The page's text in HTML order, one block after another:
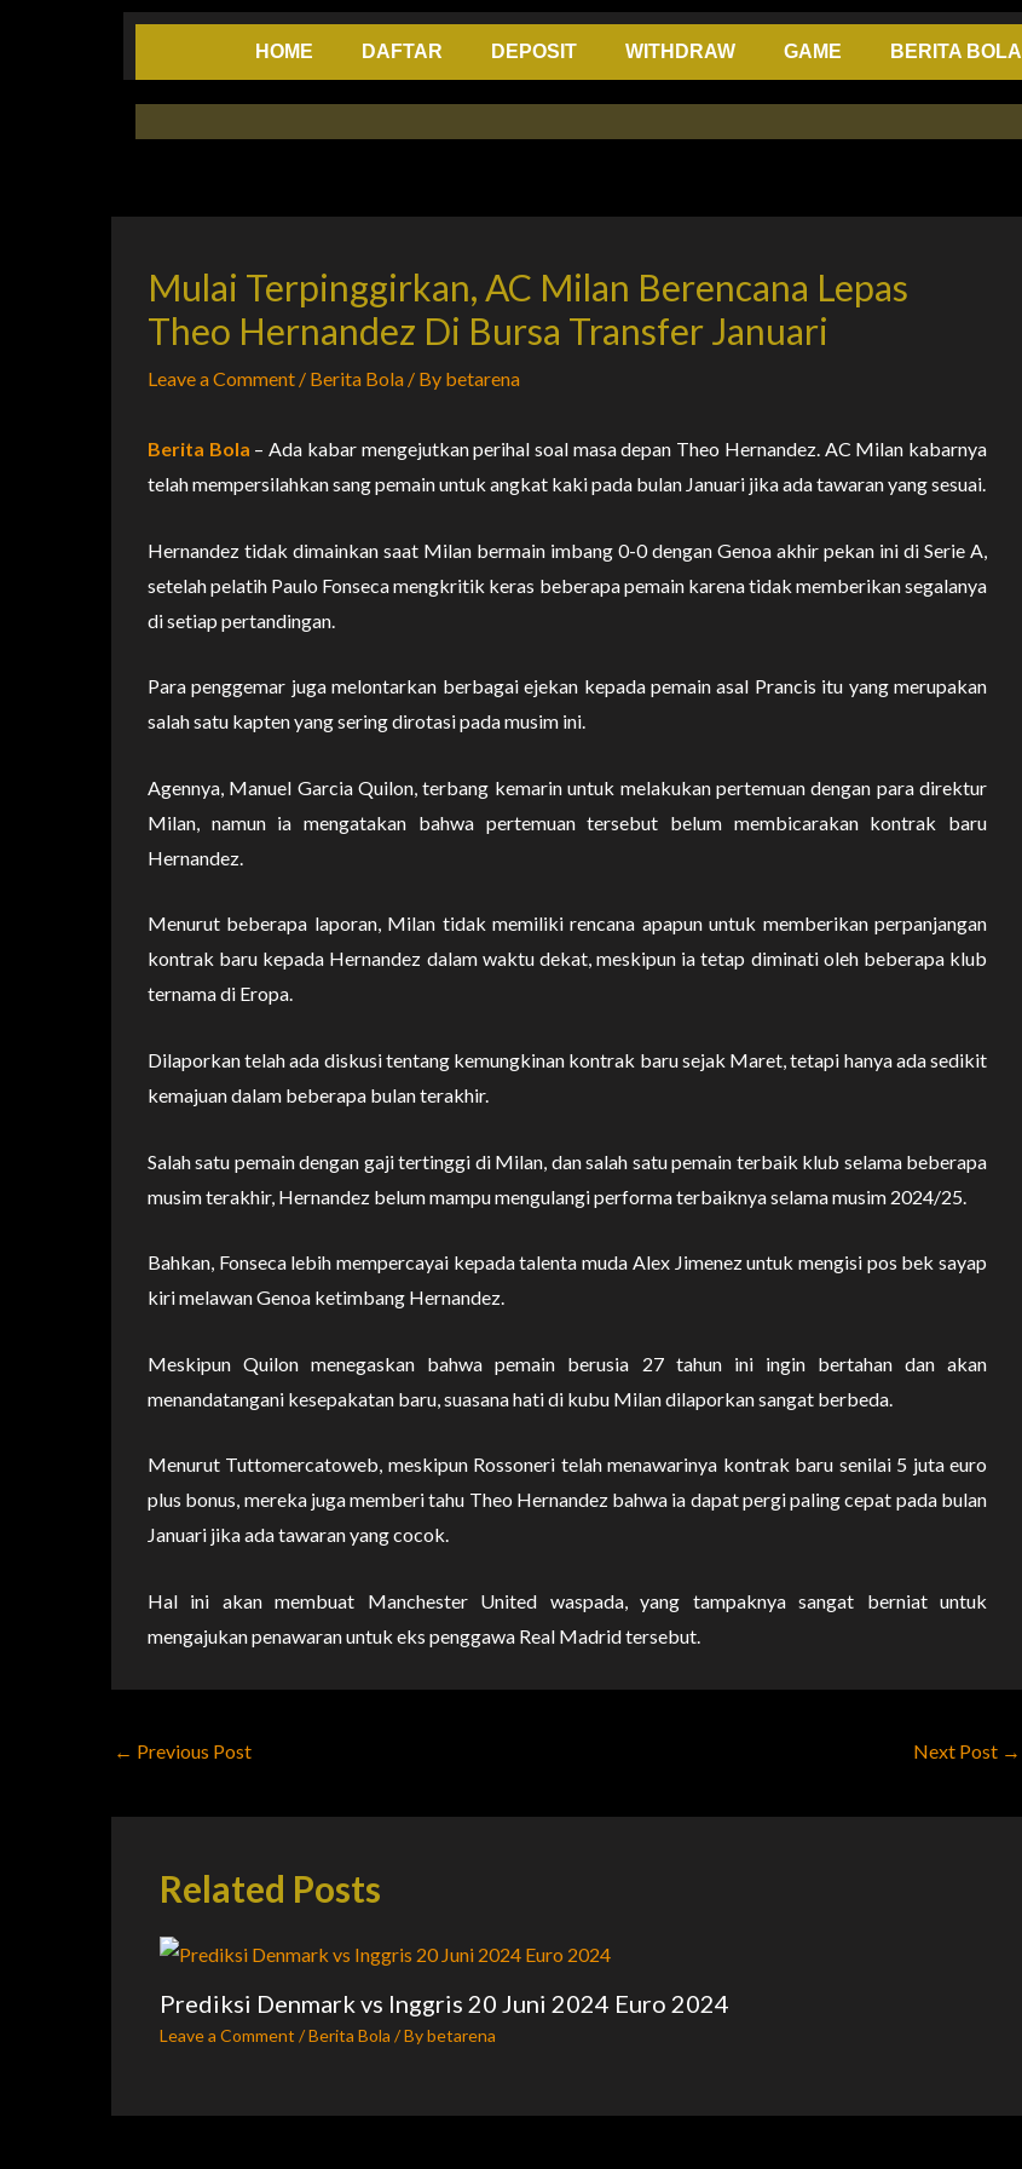
HOME DAFTAR DEPOSIT WITHDRAW GAME BERITA BOLA
Mulai Terpinggirkan, AC Milan Berencana Lepas
Theo Hernandez Di Bursa Transfer Januari
Leave a Comment / Berita Bola / By betarena
Berita Bola – Ada kabar mengejutkan perihal soal masa depan Theo Hernandez. AC Milan kabarnya
telah mempersilahkan sang pemain untuk angkat kaki pada bulan Januari jika ada tawaran yang sesuai.
Hernandez tidak dimainkan saat Milan bermain imbang 0-0 dengan Genoa akhir pekan ini di Serie A,
setelah pelatih Paulo Fonseca mengkritik keras beberapa pemain karena tidak memberikan segalanya
di setiap pertandingan.
Para penggemar juga melontarkan berbagai ejekan kepada pemain asal Prancis itu yang merupakan
salah satu kapten yang sering dirotasi pada musim ini.
Agennya, Manuel Garcia Quilon, terbang kemarin untuk melakukan pertemuan dengan para direktur
Milan, namun ia mengatakan bahwa pertemuan tersebut belum membicarakan kontrak baru
Hernandez.
Menurut beberapa laporan, Milan tidak memiliki rencana apapun untuk memberikan perpanjangan
kontrak baru kepada Hernandez dalam waktu dekat, meskipun ia tetap diminati oleh beberapa klub
ternama di Eropa.
Dilaporkan telah ada diskusi tentang kemungkinan kontrak baru sejak Maret, tetapi hanya ada sedikit
kemajuan dalam beberapa bulan terakhir.
Salah satu pemain dengan gaji tertinggi di Milan, dan salah satu pemain terbaik klub selama beberapa
musim terakhir, Hernandez belum mampu mengulangi performa terbaiknya selama musim 2024/25.
Bahkan, Fonseca lebih mempercayai kepada talenta muda Alex Jimenez untuk mengisi pos bek sayap
kiri melawan Genoa ketimbang Hernandez.
Meskipun Quilon menegaskan bahwa pemain berusia 27 tahun ini ingin bertahan dan akan
menandatangani kesepakatan baru, suasana hati di kubu Milan dilaporkan sangat berbeda.
Menurut Tuttomercatoweb, meskipun Rossoneri telah menawarinya kontrak baru senilai 5 juta euro
plus bonus, mereka juga memberi tahu Theo Hernandez bahwa ia dapat pergi paling cepat pada bulan
Januari jika ada tawaran yang cocok.
Hal ini akan membuat Manchester United waspada, yang tampaknya sangat berniat untuk
mengajukan penawaran untuk eks penggawa Real Madrid tersebut.
← Previous Post Next Post →
Related Posts
Prediksi Denmark vs Inggris 20 Juni 2024 Euro 2024
Leave a Comment /Berita Bola / Bybetarena